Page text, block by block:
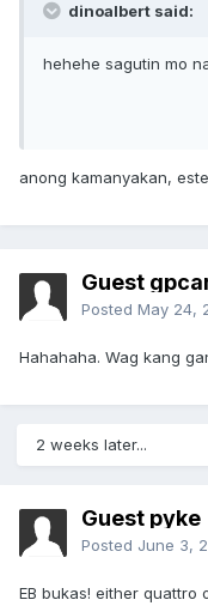
dinoalbert said:
hehehe sagutin mo
anong kamanyakan,
Guest
Posted May 24,
Hahahaha. Wag kang
2 weeks later...
Guest pyke
Posted June 3,
EB bukas! either quattro